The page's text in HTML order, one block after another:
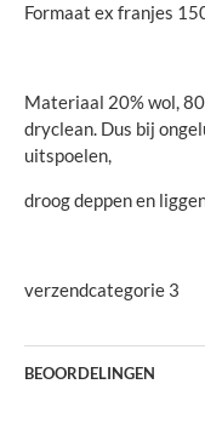
Formaat ex franjes
Materiaal 20% wol,
dryclean. Dus bij
uitspoelen,
droog deppen en
verzendcategorie 3
BEOORDELINGEN